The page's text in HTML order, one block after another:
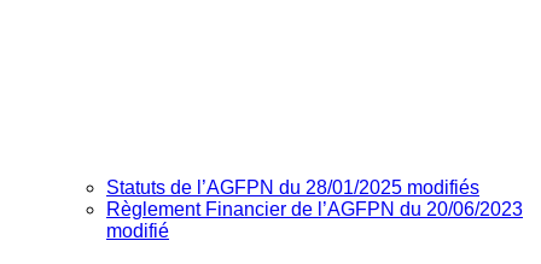
Statuts de l’AGFPN du 28/01/2025 modifiés
Règlement Financier de l’AGFPN du 20/06/2023
modifié